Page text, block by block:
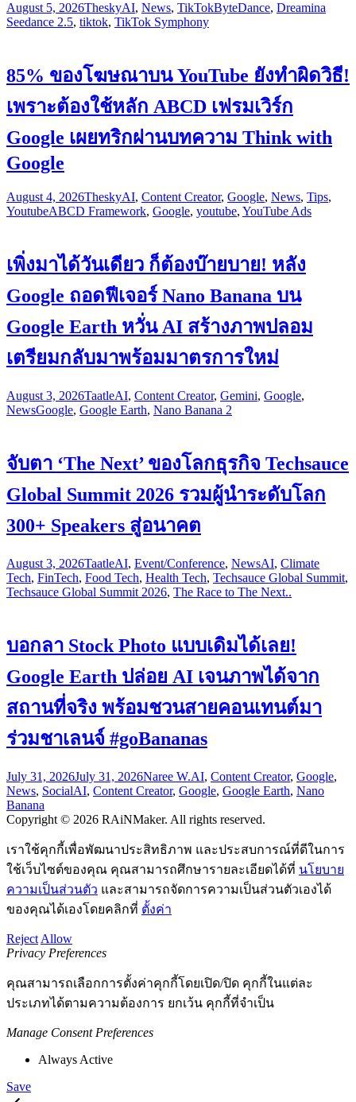
August 5, 2026TheskyAI, News, TikTokByteDance, Dreamina
Seedance 2.5, tiktok, TikTok Symphony
85% ของโฆษณาบน YouTube ยังทำผิดวิธี!
เพราะต้องใช้หลัก ABCD เฟรมเวิร์ก
Google เผยทริกผ่านบทความ Think with
Google
August 4, 2026TheskyAI, Content Creator, Google, News, Tips,
YoutubeABCD Framework, Google, youtube, YouTube Ads
เพิ่งมาได้วันเดียว ก็ต้องบ๊ายบาย! หลัง
Google ถอดฟีเจอร์ Nano Banana บน
Google Earth หวั่น AI สร้างภาพปลอม
เตรียมกลับมาพร้อมมาตรการใหม่
August 3, 2026TaatleAI, Content Creator, Gemini, Google,
NewsGoogle, Google Earth, Nano Banana 2
จับตา ‘The Next’ ของโลกธุรกิจ Techsauce
Global Summit 2026 รวมผู้นำระดับโลก
300+ Speakers สู่อนาคต
August 3, 2026TaatleAI, Event/Conference, NewsAI, Climate
Tech, FinTech, Food Tech, Health Tech, Techsauce Global Summit,
Techsauce Global Summit 2026, The Race to The Next..
บอกลา Stock Photo แบบเดิมได้เลย!
Google Earth ปล่อย AI เจนภาพได้จาก
สถานที่จริง พร้อมชวนสายคอนเทนต์มา
ร่วมชาเลนจ์ #goBananas
July 31, 2026July 31, 2026Naree W.AI, Content Creator, Google,
News, SocialAI, Content Creator, Google, Google Earth, Nano
Banana
Copyright © 2026 RAiNMaker. All rights reserved.
เราใช้คุกกี้เพื่อพัฒนาประสิทธิภาพ และประสบการณ์ที่ดีในการ
ใช้เว็บไซต์ของคุณ คุณสามารถศึกษารายละเอียดได้ที่ นโยบาย
ความเป็นส่วนตัว และสามารถจัดการความเป็นส่วนตัวเองได้
ของคุณได้เองโดยคลิกที่ ตั้งค่า
Reject Allow
Privacy Preferences
คุณสามารถเลือกการตั้งค่าคุกกี้โดยเปิด/ปิด คุกกี้ในแต่ละ
ประเภทได้ตามความต้องการ ยกเว้น คุกกี้ที่จำเป็น
Manage Consent Preferences
Always Active
Save